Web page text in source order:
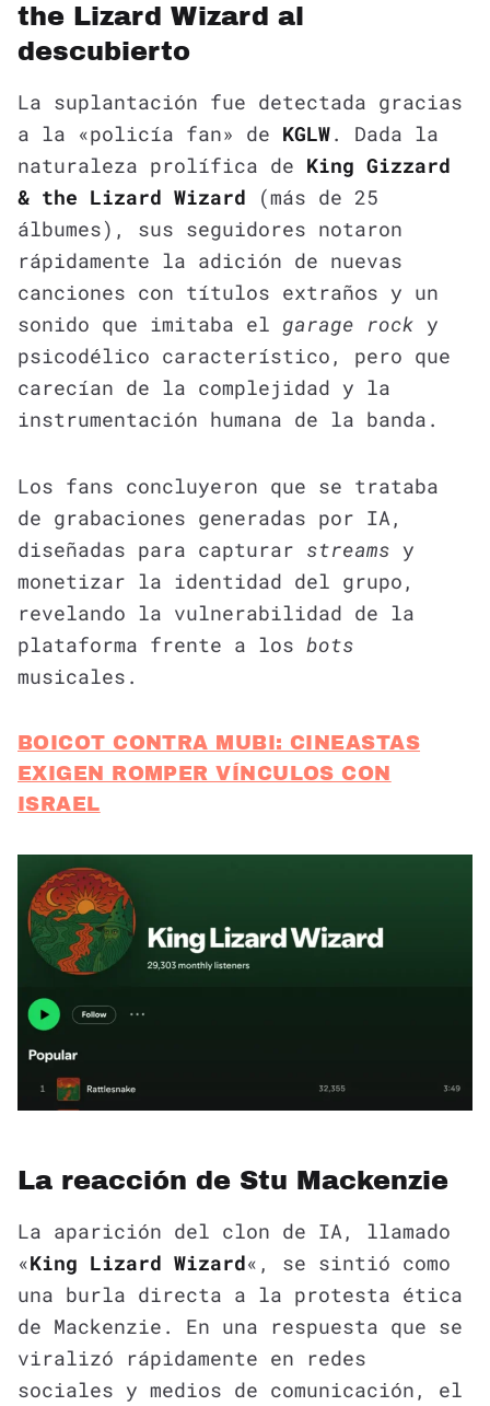
the Lizard Wizard al
descubierto
La suplantación fue detectada gracias
a la «policía fan» de KGLW. Dada la
naturaleza prolífica de King Gizzard
& the Lizard Wizard (más de 25
álbumes), sus seguidores notaron
rápidamente la adición de nuevas
canciones con títulos extraños y un
sonido que imitaba el garage rock y
psicodélico característico, pero que
carecían de la complejidad y la
instrumentación humana de la banda.
Los fans concluyeron que se trataba
de grabaciones generadas por IA,
diseñadas para capturar streams y
monetizar la identidad del grupo,
revelando la vulnerabilidad de la
plataforma frente a los bots
musicales.
BOICOT CONTRA MUBI: CINEASTAS
EXIGEN ROMPER VÍNCULOS CON
ISRAEL
La reacción de Stu Mackenzie
La aparición del clon de IA, llamado
«King Lizard Wizard«, se sintió como
una burla directa a la protesta ética
de Mackenzie. En una respuesta que se
viralizó rápidamente en redes
sociales y medios de comunicación, el